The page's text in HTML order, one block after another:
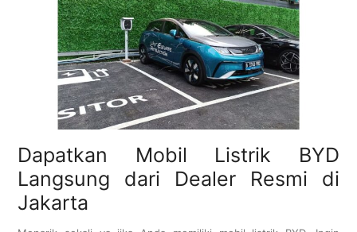
Dapatkan Mobil Listrik BYD
Langsung dari Dealer Resmi di
Jakarta